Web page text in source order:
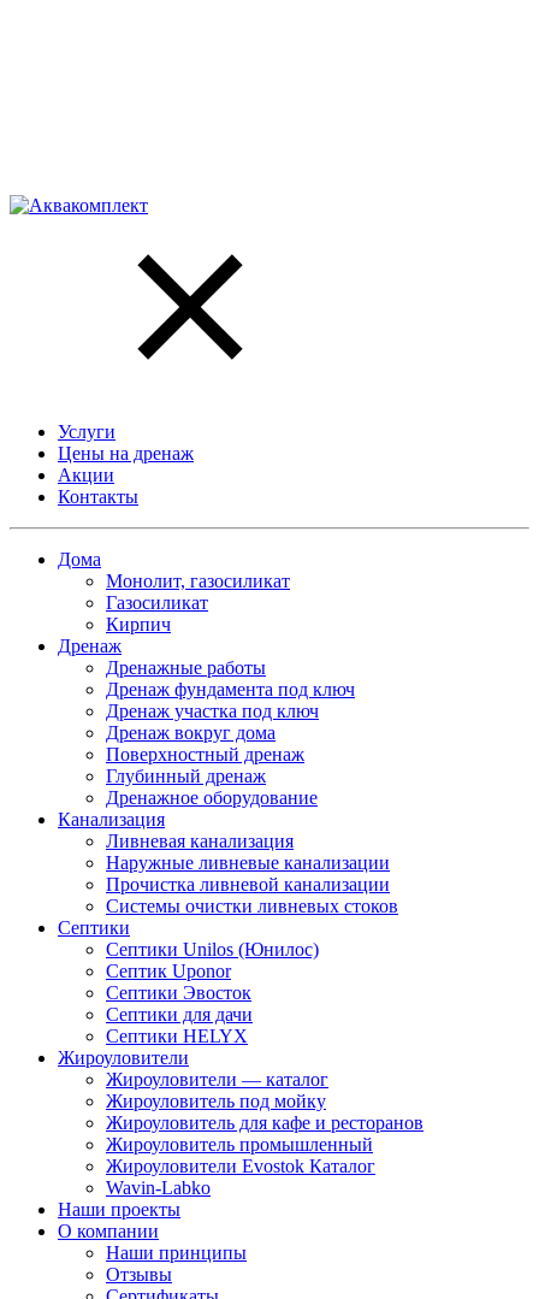
Услуги
Цены на дренаж
Акции
Контакты
Дома
Монолит, газосиликат
Газосиликат
Кирпич
Дренаж
Дренажные работы
Дренаж фундамента под ключ
Дренаж участка под ключ
Дренаж вокруг дома
Поверхностный дренаж
Глубинный дренаж
Дренажное оборудование
Канализация
Ливневая канализация
Наружные ливневые канализации
Прочистка ливневой канализации
Системы очистки ливневых стоков
Септики
Септики Unilos (Юнилос)
Септик Uponor
Септики Эвосток
Септики для дачи
Септики HELYX
Жироуловители
Жироуловители — каталог
Жироуловитель под мойку
Жироуловитель для кафе и ресторанов
Жироуловитель промышленный
Жироуловители Evostok Каталог
Wavin-Labko
Наши проекты
О компании
Наши принципы
Отзывы